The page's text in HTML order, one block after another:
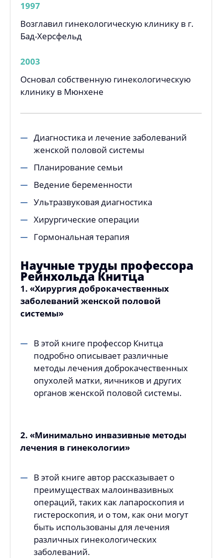
1997
Возглавил гинекологическую клинику в г.
Бад-Херсфельд
2003
Основал собственную гинекологическую
клинику в Мюнхене
Диагностика и лечение заболеваний
женской половой системы
Планирование семьи
Ведение беременности
Ультразвуковая диагностика
Хирургические операции
Гормональная терапия
Научные труды профессора
Рейнхольда Книтца
1. «Хирургия доброкачественных
заболеваний женской половой
системы»
В этой книге профессор Книтца
подробно описывает различные
методы лечения доброкачественных
опухолей матки, яичников и других
органов женской половой системы.
2. «Минимально инвазивные методы
лечения в гинекологии»
В этой книге автор рассказывает о
преимуществах малоинвазивных
операций, таких как лапароскопия и
гистероскопия, и о том, как они могут
быть использованы для лечения
различных гинекологических
заболеваний.